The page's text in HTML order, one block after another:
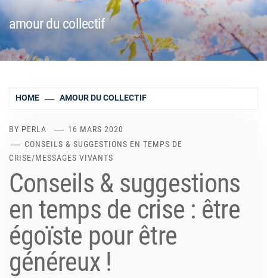
amour du collectif
HOME AMOUR DU COLLECTIF
BY PERLA
16 MARS 2020
CONSEILS & SUGGESTIONS EN TEMPS DE
CRISE/MESSAGES VIVANTS
Conseils & suggestions
en temps de crise : être
égoïste pour être
généreux !